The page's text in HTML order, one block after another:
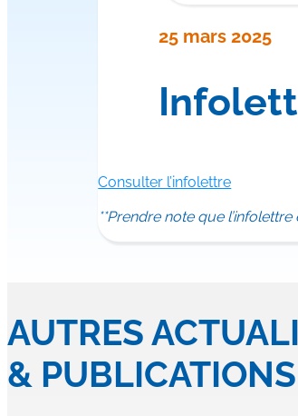
25 mars 2025
Consulter l’infolettre
**Prendre note que
AUTRES
& PUBLICATIONS